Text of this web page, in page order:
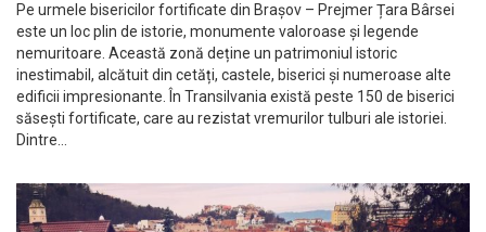
Pe urmele bisericilor fortificate din Brașov – Prejmer Țara Bârsei
este un loc plin de istorie, monumente valoroase și legende
nemuritoare. Această zonă deține un patrimoniul istoric
inestimabil, alcătuit din cetăți, castele, biserici și numeroase alte
edificii impresionante. În Transilvania există peste 150 de biserici
săsești fortificate, care au rezistat vremurilor tulburi ale istoriei.
Dintre…